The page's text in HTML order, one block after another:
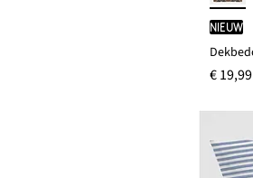
Nieuw
€ 19,99